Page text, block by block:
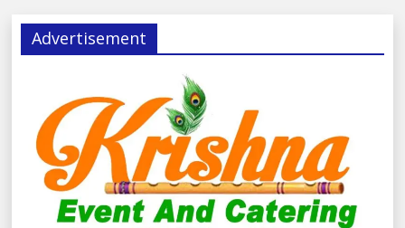
Advertisement